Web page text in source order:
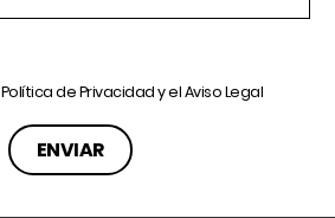
Política de Privacidady elAviso Legal